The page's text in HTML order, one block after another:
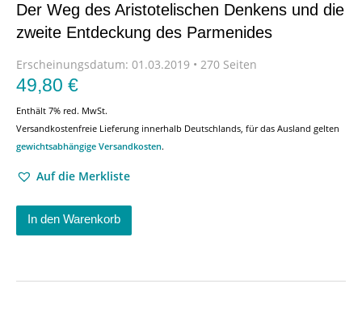
Der Weg des Aristotelischen Denkens und die
zweite Entdeckung des Parmenides
Erscheinungsdatum: 01.03.2019 • 270 Seiten
49,80 €
Enthält 7% red. MwSt.
Versandkostenfreie Lieferung innerhalb Deutschlands, für das Ausland gelten
gewichtsabhängige Versandkosten.
Auf die Merkliste
In den Warenkorb